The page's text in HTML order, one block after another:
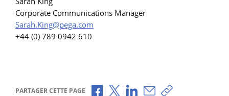
Corporate Communications Manager
Sarah.King@pega.com
+44 (0) 789 0942 610
PARTAGER CETTE PAGE Partager via Facebook
Partager via X
Partager via LinkedIn
Partager par e-mail
Copier le lien